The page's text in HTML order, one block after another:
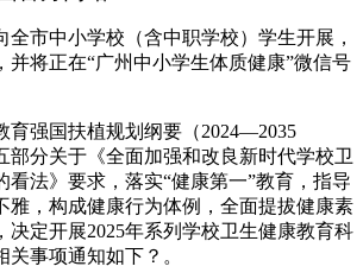
市中小学校（含中职学校）学生开展，
并将正在“广州中小学生体质健康”微信号
强国扶植规划纲要（2024—2035
部分关于《全面加强和改良新时代学校卫
看法》要求，落实“健康第一”教育，指导
雅，构成健康行为体例，全面提拔健康素
决定开展2025年系列学校卫生健康教育科
事项通知如下？。